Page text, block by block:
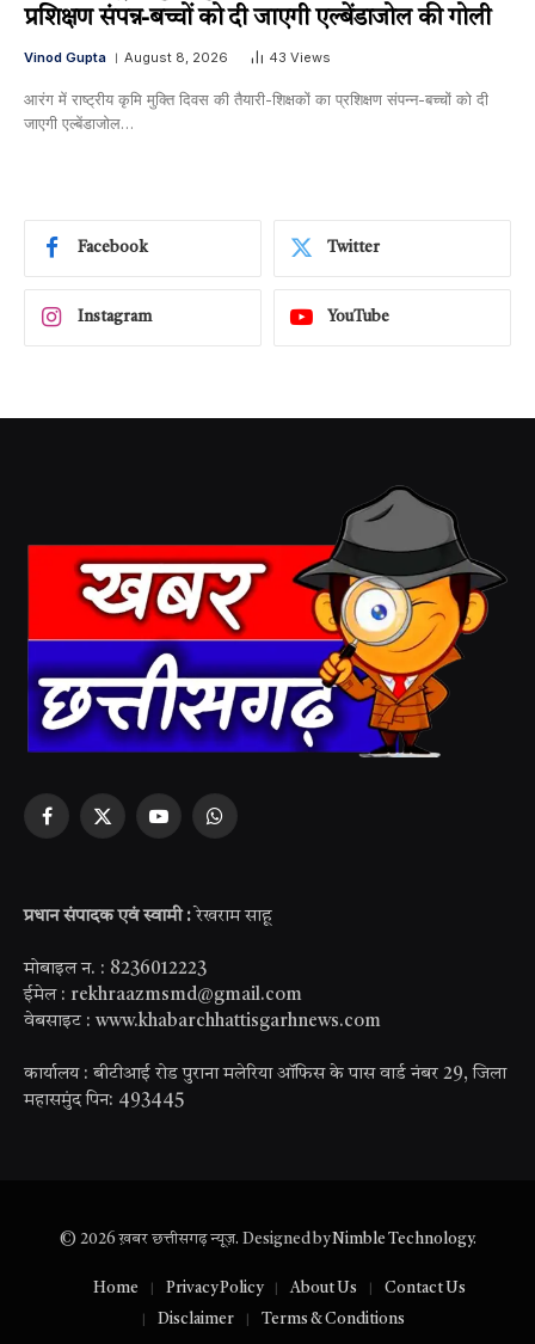
प्रशिक्षण संपन्न-बच्चों को दी जाएगी एल्बेंडाजोल की गोली
Vinod Gupta August 8, 2026 43 Views
आरंग में राष्ट्रीय कृमि मुक्ति दिवस की तैयारी-शिक्षकों का प्रशिक्षण संपन्न-बच्चों को दी
जाएगी एल्बेंडाजोल…
Facebook Twitter
Instagram YouTube
Facebook
X
YouTubeWhatsApp
प्रधान संपादक एवं स्वामी : रेखराम साहू
मोबाइल न. : 8236012223
ईमेल : rekhraazmsmd@gmail.com
वेबसाइट : www.khabarchhattisgarhnews.com
कार्यालय : बीटीआई रोड पुराना मलेरिया ऑफिस के पास वार्ड नंबर 29, जिला
महासमुंद पिन: 493445
© 2026 ख़बर छत्तीसगढ़ न्यूज़. Designed byNimble Technology.
Home Privacy Policy About Us
Contact Us
Disclaimer
Terms & Conditions